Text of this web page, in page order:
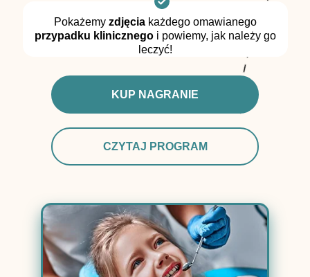
Pokażemy zdjęcia każdego omawianego
przypadku klinicznego i powiemy, jak należy go
leczyć!
KUP NAGRANIE
CZYTAJ PROGRAM